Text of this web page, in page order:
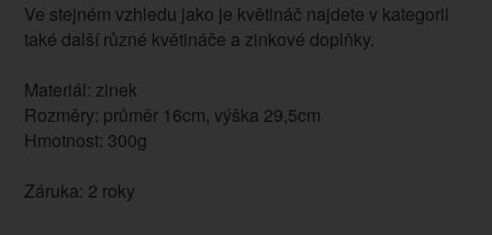
Ve stejném vzhledu jako je květináč najdete v kategorii
také další různé květináče a zinkové doplňky.
Materiál: zinek
Rozměry: průměr 16cm, výška 29,5cm
Hmotnost: 300g
Záruka: 2 roky